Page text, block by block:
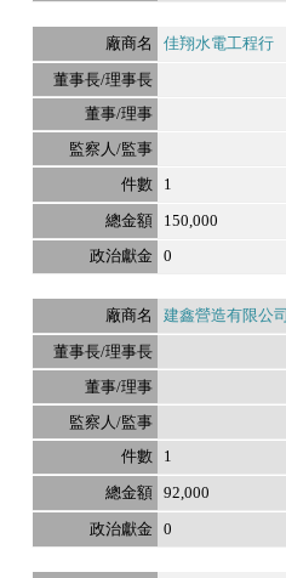
佳翔水電工程行
1
150,000
0
建鑫營造有限公司
1
92,000
0